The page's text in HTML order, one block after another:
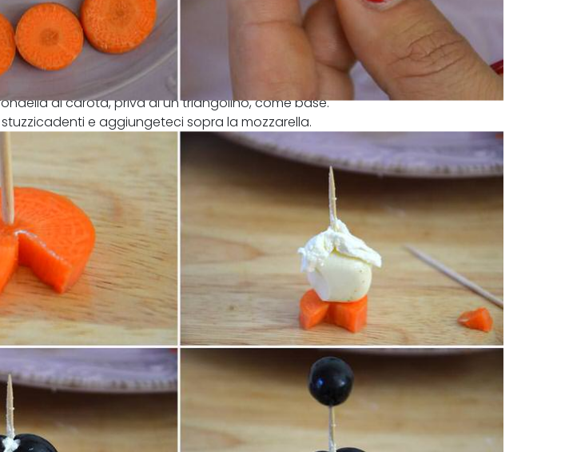
di carota, priva di un triangolino, come base.
e aggiungeteci sopra la mozzarella.
due metà di olive, per lato, ed infilzatene una per formare la testa.